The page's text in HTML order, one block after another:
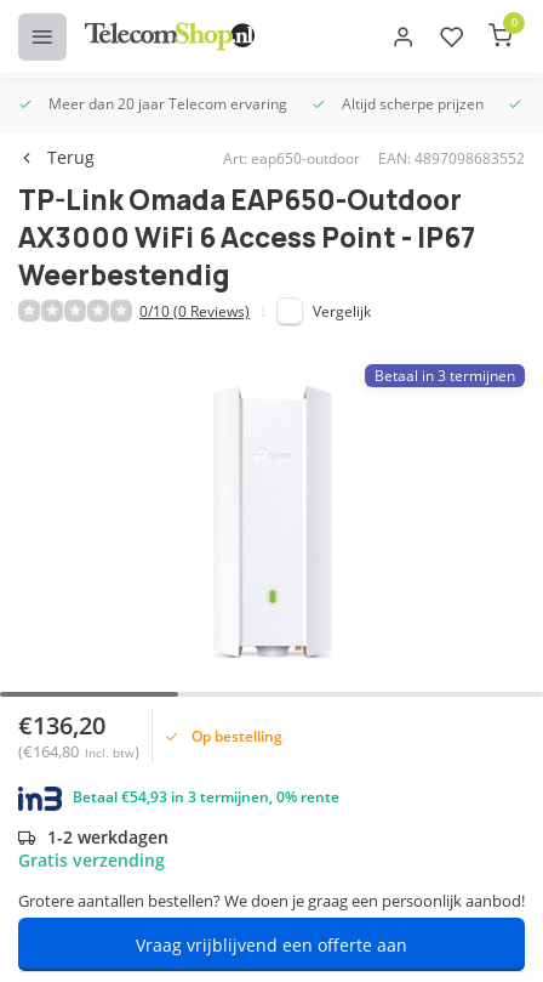
0
Meer dan 20 jaar Telecom ervaring Altijd scherpe prijzen
Terug Art: eap650-outdoor EAN: 4897098683552
TP-Link Omada EAP650-Outdoor
AX3000 WiFi 6 Access Point - IP67
Weerbestendig
0/10 (0 Reviews) Vergelijk
Betaal in 3 termijnen
€136,20
(€164,80 Incl. btw)
Op bestelling
Betaal €54,93 in 3 termijnen, 0% rente
1-2 werkdagen
Gratis verzending
Grotere aantallen bestellen? We doen je graag een persoonlijk aanbod!
Vraag vrijblijvend een offerte aan